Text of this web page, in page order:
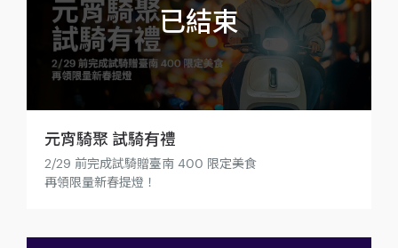
元宵騎聚 試騎有禮
2/29 前完成試騎贈臺南 400 限定美食
再領限量新春提燈！